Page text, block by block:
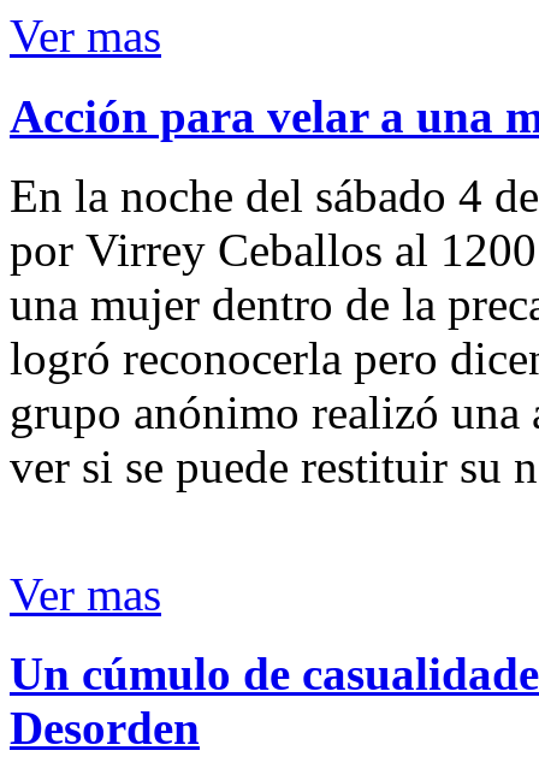
Ver mas
Acción para velar a una
En la noche del sábado 4
por Virrey Ceballos al
una mujer dentro de la
logró reconocerla pero
grupo anónimo realizó
ver si se puede restituir su
Ver mas
Un cúmulo de
Desorden